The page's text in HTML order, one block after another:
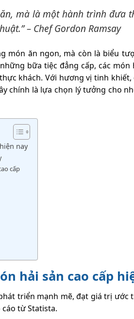
mà là một hành trình đưa
– Chef Gordon Ramsay
món ăn ngon, mà còn là biểu
bữa tiệc đẳng cấp, các
khách. Với hương vị tinh
chính là lựa chọn lý tưởng cho
nay
cấp
hải sản cao cấp
triển mạnh mẽ, đạt giá trị ước
từ Statista.